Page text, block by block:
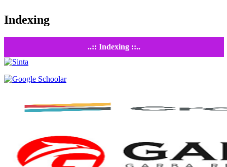
Indexing
..:: Indexing ::..